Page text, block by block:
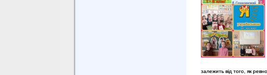
залежить від того, як